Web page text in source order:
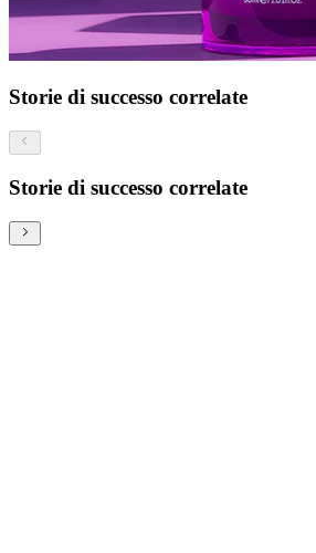
Storie di successo correlate
Storie di successo correlate